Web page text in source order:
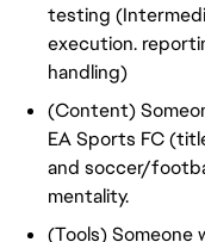
testing
execution.
handling)
(Content)
EA Sports FC
and soccer/
mentality.
(Tools) Someone